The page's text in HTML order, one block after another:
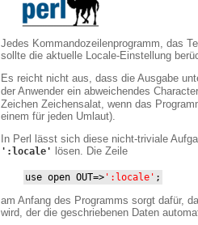
Jedes Kommandozeilenprogramm, das
sollte die aktuelle Locale-Einstellung
Es reicht nicht aus, dass die Ausgabe
der Anwender ein abweichendes
Zeichen Zeichensalat, wenn das
einem für jeden Umlaut).
In Perl lässt sich diese nicht-triviale
':locale' lösen. Die Zeile
use open OUT=> ':locale' ;
am Anfang des Programms sorgt dafür,
wird, der die geschriebenen Daten